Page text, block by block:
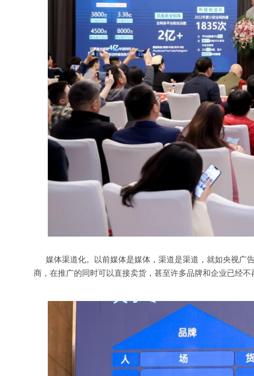
媒体渠道化。以前媒体是媒体，渠道是渠道，就如央视广
商，在推广的同时可以直接卖货，甚至许多品牌和企业已经